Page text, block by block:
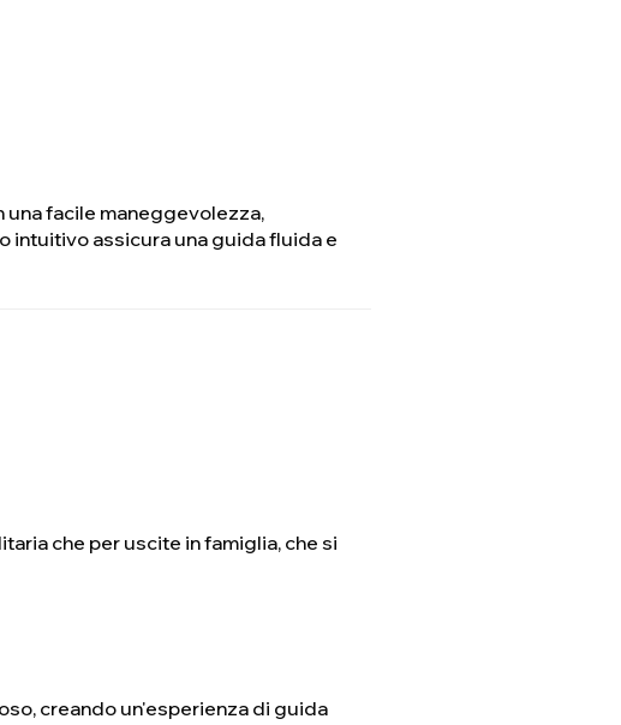
una facile maneggevolezza,
intuitivo assicura una guida fluida e
che per uscite in famiglia, che si
creando un'esperienza di guida